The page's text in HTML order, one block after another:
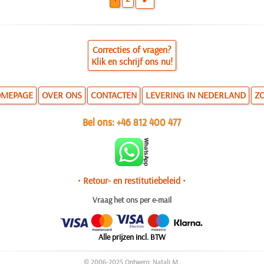
Correcties of vragen?
Klik en schrijf ons nu!
OVER ONS CONTACTEN LEVERING IN NEDERLAND
Bel ons:+46 812 400 477
• Retour- en restitutiebeleid •
Vraag het ons per e-mail
Alle prijzen incl. BTW
© 2006-2025 Ontwerp: Natali M.